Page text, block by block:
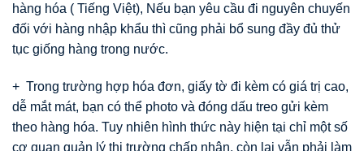
hàng hóa ( Tiếng Việt), Nếu bạn yêu cầu đi nguyên chuyến
đối với hàng nhập khẩu thì cũng phải bổ sung đầy đủ thử
tục giống hàng trong nước.
+ Trong trường hợp hóa đơn, giấy tờ đi kèm có giá trị cao,
dễ mắt mát, bạn có thể photo và đóng dấu treo gửi kèm
theo hàng hóa. Tuy nhiên hình thức này hiện tại chỉ một số
cơ quan quản lý thị trường chấp nhận, còn lại vẫn phải làm